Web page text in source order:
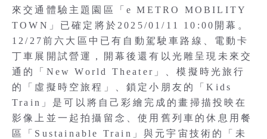
來交通體驗主題園區「e METRO MOBILITY
TOWN」已確定將於2025/01/11 10:00開幕。
12/27前六大區中已有自動駕駛車路線、電動卡
丁車展開試營運，開幕後還有以光雕呈現未來交
通的「New World Theater」、模擬時光旅行
的「虛擬時空旅程」、鎖定小朋友的「Kids
Train」是可以將自己彩繪完成的畫掃描投映在
影像上並一起拍攝留念、使用舊列車的休息用餐
區「Sustainable Train」與元宇宙技術的「未